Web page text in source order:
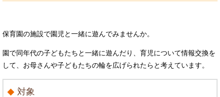
保育園の施設で園児と一緒に遊んでみませんか。
園で同年代の子どもたちと一緒に遊んだり、育児について情報交換を
して、お母さんや子どもたちの輪を広げられたらと考えています。
対象